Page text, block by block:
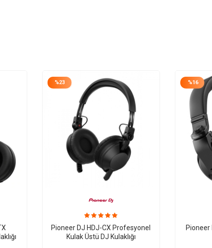
%23
Pioneer DJ HDJ-CX Profesyonel
Kulak Üstü DJ Kulaklığı
%16
Pioneer